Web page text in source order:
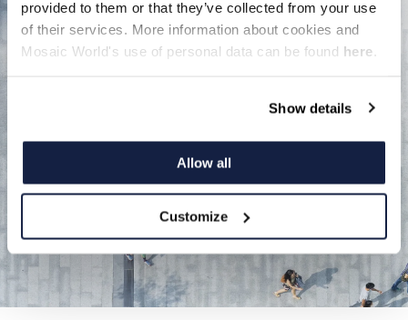
provided to them or that they’ve collected from your use
of their services. More information about cookies and
Mosaic World's use of personal data can be found here
Show details
Allow all
Customize
Bezoek
Bezoek